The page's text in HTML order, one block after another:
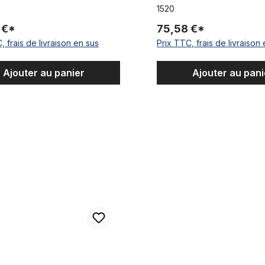
€*
frais de livraison en sus
Ajouter au panier
largeur 20 x 4 - 4.8
1520
75,58 €*
Prix TTC, frais de livraison
Ajouter au